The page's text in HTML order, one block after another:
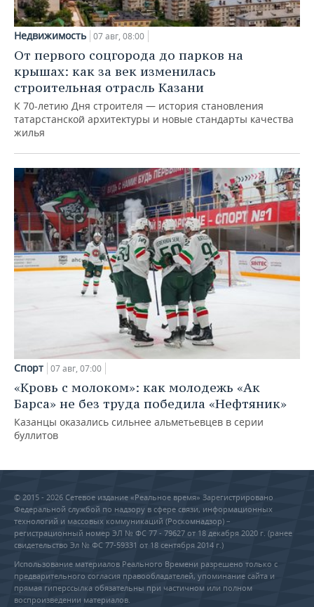
Недвижимость 07 авг, 08:00
От первого соцгорода до парков на
крышах: как за век изменилась
строительная отрасль Казани
К 70-летию Дня строителя — история становления
татарстанской архитектуры и новые стандарты качества
жилья
Спорт 07 авг, 07:00
«Кровь с молоком»: как молодежь «Ак
Барса» не без труда победила «Нефтяник»
Казанцы оказались сильнее альметьевцев в серии
буллитов
© 2015 - 2026 Сетевое издание «Реальное время» Зарегистрировано
Федеральной службой по надзору в сфере связи, информационных
технологий и массовых коммуникаций (Роскомнадзор) –
регистрационный номер ЭЛ № ФС 77 - 79627 от 18 декабря 2020 г. (ранее
свидетельство Эл № ФС 77-59331 от 18 сентября 2014 г.)
Использование материалов Реального Времени разрешено только с
предварительного согласия правообладателей, упоминание сайта и
прямая гиперссылка обязательны при частичном или полном
воспроизведении материалов.